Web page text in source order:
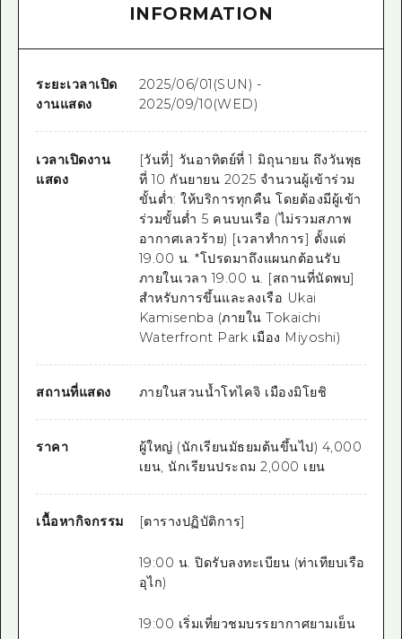
INFORMATION
ระยะเวลาเปิด
งานแสดง
2025/06/01(SUN) -
2025/09/10(WED)
เวลาเปิดงาน
แสดง
[วันที่] วันอาทิตย์ที่ 1 มิถุนายน ถึงวันพุธ
ที่ 10 กันยายน 2025 จำนวนผู้เข้าร่วม
ขั้นต่ำ: ให้บริการทุกคืน โดยต้องมีผู้เข้า
ร่วมขั้นต่ำ 5 คนบนเรือ (ไม่รวมสภาพ
อากาศเลวร้าย) [เวลาทำการ] ตั้งแต่
19.00 น. *โปรดมาถึงแผนกต้อนรับ
ภายในเวลา 19.00 น. [สถานที่นัดพบ]
สำหรับการขึ้นและลงเรือ Ukai
Kamisenba (ภายใน Tokaichi
Waterfront Park เมือง Miyoshi)
สถานที่แสดง ภายในสวนน้ำโทไคจิ เมืองมิโยชิ
ราคา
ผู้ใหญ่ (นักเรียนมัธยมต้นขึ้นไป) 4,000
เยน, นักเรียนประถม 2,000 เยน
เนื้อหากิจกรรม [ตารางปฏิบัติการ]
19:00 น. ปิดรับลงทะเบียน (ท่าเทียบเรือ
อุไก)
19:00 เริ่มเที่ยวชมบรรยากาศยามเย็น